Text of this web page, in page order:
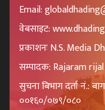
Email:
वेबसाइट:
प्रकाशनः N.S. Media
सम्पादक: Rajaram rijal
सुचना बिभाग दर्ता नं.:
००१६०/०७९/०८०